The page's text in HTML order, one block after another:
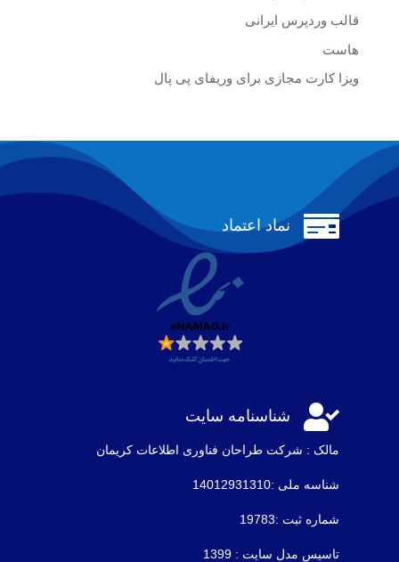
قالب وردپرس ایرانی
هاست
ویزا کارت مجازی برای وریفای پی پال
 نماد اعتماد
 شناسنامه سایت
مالک : شرکت طراحان فناوری اطلاعات كريمان
شناسه ملی :14012931310
شماره ثبت :19783
تاسیس مدل سایت : 1399